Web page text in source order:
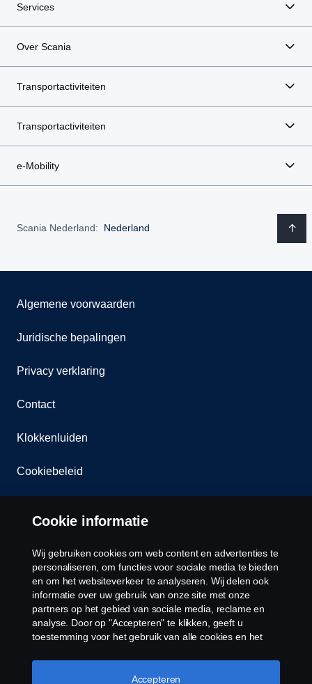
Services
Over Scania
Transportactiviteiten
Transportactiviteiten
e-Mobility
Scania Nederland: Nederland
Algemene voorwaarden
Juridische bepalingen
Privacy verklaring
Contact
Klokkenluiden
Cookiebeleid
© Copyright Scania 2026 Alle Rechten
Voorbehouden. Scania Nederland B.V. Postbus
(0)76-5254 000 KvK-nummer: 27136821
Cookie informatie
Wij gebruiken cookies om web content en advertenties te
personaliseren, om functies voor sociale media te bieden
en om het websiteverkeer te analyseren. Wij delen ook
informatie over uw gebruik van onze site met onze
partners op het gebied van sociale media, reclame en
analyse. Door op "Accepteren" te klikken, geeft u
toestemming voor het gebruik van alle cookies en het
door op "Cookie Instellingen" te klikken en de
categorieën te selecteren die u wilt accepteren. Voor een
Accepteren